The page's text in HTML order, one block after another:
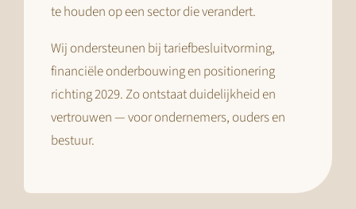
te houden op een sector die verandert.
Wij ondersteunen bij tariefbesluitvorming,
financiële onderbouwing en positionering
richting 2029. Zo ontstaat duidelijkheid en
vertrouwen — voor ondernemers, ouders en
bestuur.